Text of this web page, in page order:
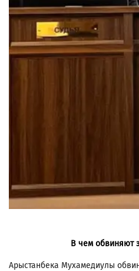
В чем обвиняют
Арыстанбека Мухамедиулы